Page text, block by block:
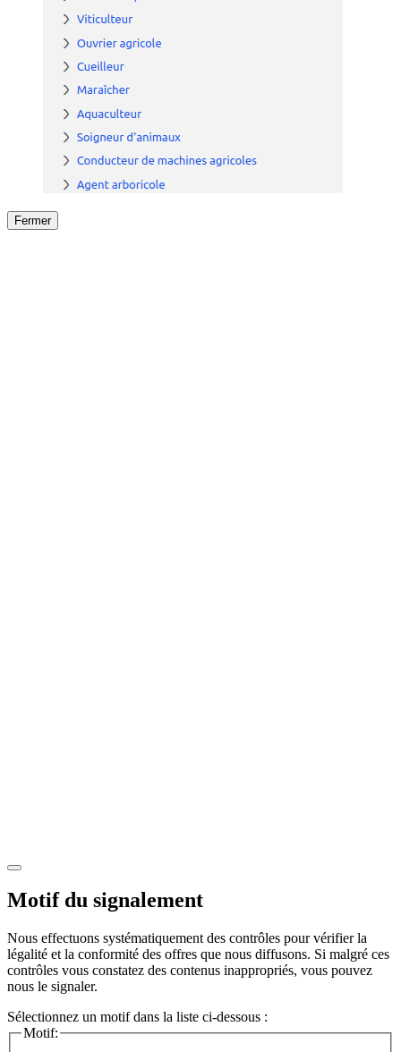
Fermer
Motif du signalement
Nous effectuons systématiquement des contrôles pour vérifier la
légalité et la conformité des offres que nous diffusons. Si malgré ces
contrôles vous constatez des contenus inappropriés, vous pouvez
nous le signaler.
Sélectionnez un motif dans la liste ci-dessous :
Motif: